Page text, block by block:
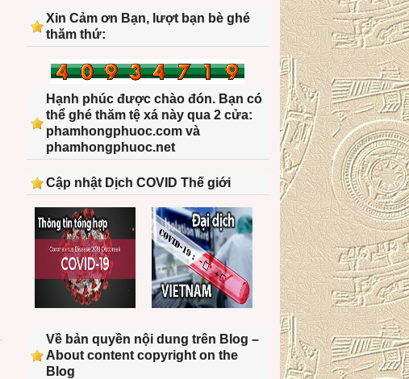
Xin Cảm ơn Bạn, lượt bạn bè ghé
thăm thứ:
Hạnh phúc được chào đón. Bạn có
thể ghé thăm tệ xá này qua 2 cửa:
phamhongphuoc.com và
phamhongphuoc.net
Cập nhật Dịch COVID Thế giới
Về bản quyền nội dung trên Blog –
About content copyright on the
Blog